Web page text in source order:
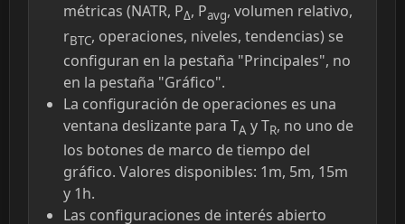
métricas (NATR, PΔ, Pavg, volumen relativo,
rBTC, operaciones, niveles, tendencias) se
configuran en la pestaña "Principales", no
en la pestaña "Gráfico".
La configuración de operaciones es una
ventana deslizante para TA y TR, no uno de
los botones de marco de tiempo del
gráfico. Valores disponibles: 1m, 5m, 15m
y 1h.
Las configuraciones de interés abierto